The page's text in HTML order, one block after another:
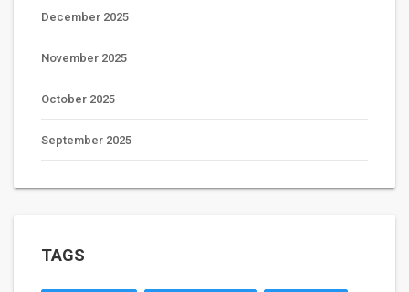
December 2025
November 2025
October 2025
September 2025
TAGS